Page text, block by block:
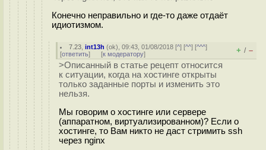
Конечно неправильно и где-то даже отдаёт
идиотизмом.
7.23 ,int13h (ok), 09:43, 01/08/2018 [^] [^^] [^^^]
[ответить] [к модератору] + / –
>Описанный в статье рецепт относится
к ситуации, когда на хостинге открыты
только заданные порты и изменить это
нельзя.
Мы говорим о хостинге или сервере
(аппаратном, виртуализированном)? Если о
хостинге, то Вам никто не даст стримить ssh
через nginx